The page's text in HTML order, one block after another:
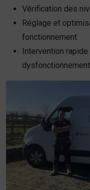
Vérification des
Réglage et
fonctionnement
Intervention
dysfonctionnement